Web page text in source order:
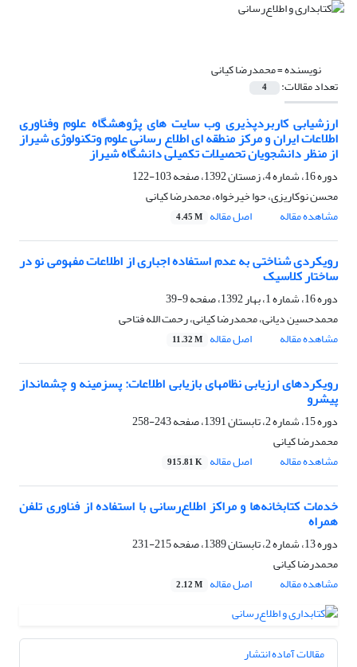
نویسنده =محمدرضا کیانی
تعداد مقالات: 4
ارزشیابی کاربردپذیری وب سایت های پژوهشگاه علوم وفناوری
اطلاعات ایران و مرکز منطقه ای اطلاع رسانی علوم وتکنولوژی شیراز
از منظر دانشجویان تحصیلات تکمیلی دانشگاه شیراز
دوره 16، شماره 4، زمستان 1392، صفحه
103-122
محسن نوکاریزی، حوا خیرخواه، محمدرضا کیانی
مشاهده مقاله
اصل مقاله 4.45 M
رویکردی شناختی به عدم استفاده اجباری از اطلاعات مفهومی نو در
ساختار کلاسیک
دوره 16، شماره 1، بهار 1392، صفحه
9-39
محمدحسین دیانی، محمدرضا کیانی، رحمت الله فتاحی
مشاهده مقاله
اصل مقاله 11.32 M
رویکردهای ارزیابی نظامهای بازیابی اطلاعات: پس‎زمینه و چشم‎انداز
پیش‎رو
دوره 15، شماره 2، تابستان 1391، صفحه
243-258
محمدرضا کیانی
مشاهده مقاله
اصل مقاله 915.81 K
خدمات کتابخانه‌ها و مراکز اطلاع‌رسانی با استفاده از فناوری تلفن
همراه
دوره 13، شماره 2، تابستان 1389، صفحه
215-231
محمدرضا کیانی
مشاهده مقاله
اصل مقاله 2.12 M
مقالات آماده انتشار